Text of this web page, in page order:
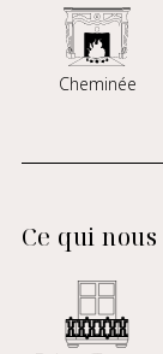
Cheminée
Ce qui nous